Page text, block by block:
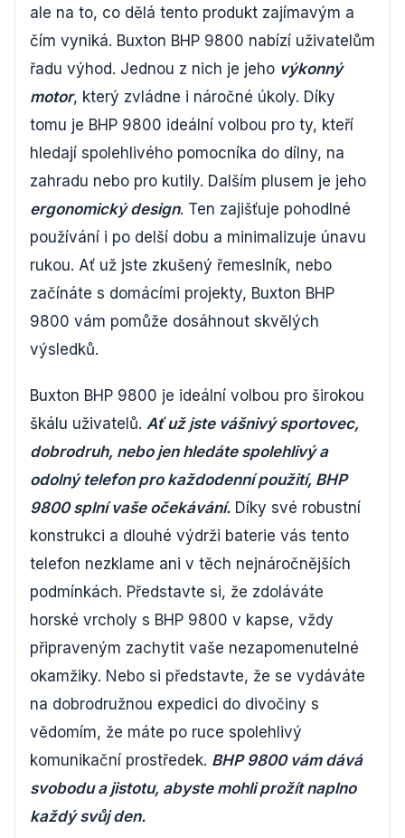
ale na to, co dělá tento produkt zajímavým a
čím vyniká. Buxton BHP 9800 nabízí uživatelům
řadu výhod. Jednou z nich je jeho výkonný
motor, který zvládne i náročné úkoly. Díky
tomu je BHP 9800 ideální volbou pro ty, kteří
hledají spolehlivého pomocníka do dílny, na
zahradu nebo pro kutily. Dalším plusem je jeho
ergonomický design. Ten zajišťuje pohodlné
používání i po delší dobu a minimalizuje únavu
rukou. Ať už jste zkušený řemeslník, nebo
začínáte s domácími projekty, Buxton BHP
9800 vám pomůže dosáhnout skvělých
výsledků.
Buxton BHP 9800 je ideální volbou pro širokou
škálu uživatelů. Ať už jste vášnivý sportovec,
dobrodruh, nebo jen hledáte spolehlivý a
odolný telefon pro každodenní použití, BHP
9800 splní vaše očekávání. Díky své robustní
konstrukci a dlouhé výdrži baterie vás tento
telefon nezklame ani v těch nejnáročnějších
podmínkách. Představte si, že zdoláváte
horské vrcholy s BHP 9800 v kapse, vždy
připraveným zachytit vaše nezapomenutelné
okamžiky. Nebo si představte, že se vydáváte
na dobrodružnou expedici do divočiny s
vědomím, že máte po ruce spolehlivý
komunikační prostředek. BHP 9800 vám dává
svobodu a jistotu, abyste mohli prožít naplno
každý svůj den.